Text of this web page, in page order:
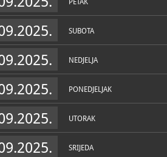
PETAK
SUBOTA
NEDJELJA
PONEDJELJAK
UTORAK
SRIJEDA